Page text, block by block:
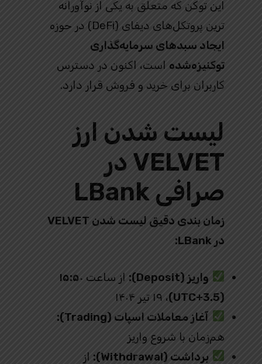
این توکن که متعلق به یکی از نوآورانه‌
ترین پروتکل‌های دیفای (DeFi) در حوزه
ایجاد سبدهای سرمایه‌گذاری
توکنیزه‌شده است، اکنون در دسترس
کاربران برای خرید و فروش قرار دارد.
لیست شدن ارز
VELVET در
صرافی LBank
زمان‌ بندی دقیق لیست شدن VELVET
در LBank:
واریز (Deposit): از ساعت ۱۵:۵۰
(UTC+3.5)
، ۱۹ تیر ۱۴۰۴
آغاز معاملات اسپات (Trading):
هم‌زمان با شروع واریز
برداشت (Withdrawal):
از